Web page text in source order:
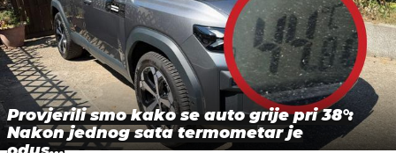
Provjerili smo kako se auto grije pri 38°:
Nakon jednog sata termometar je